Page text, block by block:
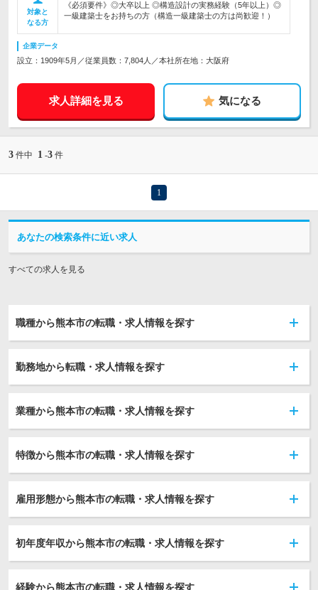
対象と
なる方
《必須要件》◎大卒以上 ◎構造設計の実務経験（5年以上）◎
一級建築士をお持ちの方（構造一級建築士の方は尚歓迎！）
企業データ
設立：1909年5月／従業員数：7,804人／本社所在地：大阪府
求人詳細を見る 気になる
3 件中 1 -3 件
1
あなたの検索条件に近い求人
すべての求人を見る
職種から熊本市の転職・求人情報を探す
勤務地から転職・求人情報を探す
業種から熊本市の転職・求人情報を探す
特徴から熊本市の転職・求人情報を探す
雇用形態から熊本市の転職・求人情報を探す
初年度年収から熊本市の転職・求人情報を探す
経験から熊本市の転職・求人情報を探す